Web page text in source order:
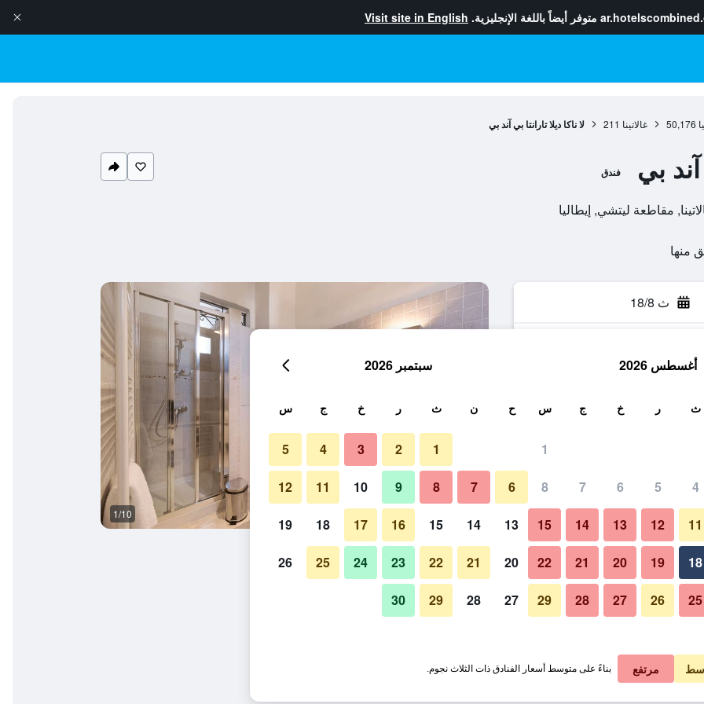
متوفر أيضاً باللغة الإنجليزية. Visit site in English
50,176 غالاتينا 211 لا ناكا ديلا تارانتا بي آند بي
آند بي فندق
ث 18/8
في الليلة
﷼ عرض الصفقة
1/10
صور لـ لا ناكا ديلا تارانتا بي آند بي
أغسطس 2026
ث ر خ ج س
1
4
5
6
7
8
11
12
13
14
15
18
19
20
21
22
25
26
27
28
29
سبتمبر 2026
ح ن ث ر خ ج س
1
2
3
4
5
6
7
8
9
10
11
12
13
14
15
16
17
18
19
20
21
22
23
24
25
26
27
28
29
30
مرتفع بناءً على متوسط أسعار الفنادق ذات الثلاث نجوم.